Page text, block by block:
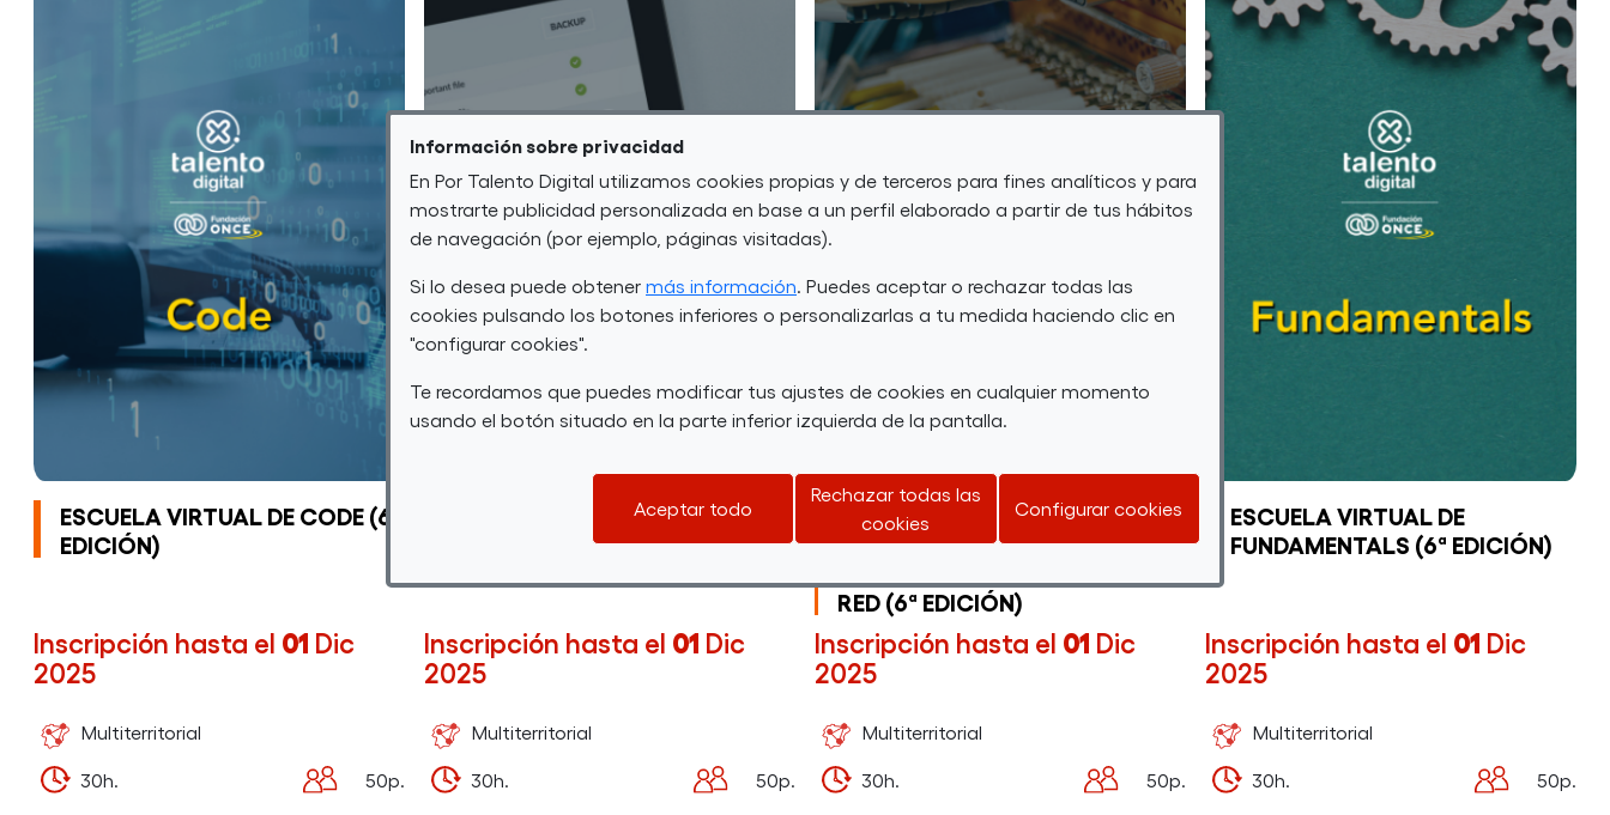
Información sobre privacidad
En Por Talento Digital utilizamos cookies propias y de terceros para fines analíticos y para
mostrarte publicidad personalizada en base a un perfil elaborado a partir de tus hábitos
de navegación (por ejemplo, páginas visitadas).
Si lo desea puede obtener más información . Puedes aceptar o rechazar todas las
cookies pulsando los botones inferiores o personalizarlas a tu medida haciendo clic en
"configurar cookies".
Te recordamos que puedes modificar tus ajustes de cookies en cualquier momento
usando el botón situado en la parte inferior izquierda de la pantalla.
Aceptar todo
Rechazar todas las
cookies
Configurar cookies
DE
CIBERSECURITY
(7ª
EDICIÓN)
FUNDAMENTALS
ACCIÓN
CON
MICROSOFT
FOUNDERZ
DE
DESIGN
ESCUELA VIRTUAL DE CODE (6ª
EDICIÓN)
Inscripción hasta el 01 Dic
2025
Multiterritorial
30h. 50p.
ESCUELA VIRTUAL DE CLOUD
Inscripción hasta el 01 Dic
2025
Multiterritorial
30h. 50p.
ESCUELA VIRTUAL DE
ADMINISTRACIÓN DE
RED (6ª EDICIÓN)
Inscripción hasta el 01 Dic
2025
Multiterritorial
30h. 50p.
ESCUELA VIRTUAL DE
FUNDAMENTALS (6ª EDICIÓN)
Inscripción hasta el 01 Dic
2025
Multiterritorial
30h. 50p.